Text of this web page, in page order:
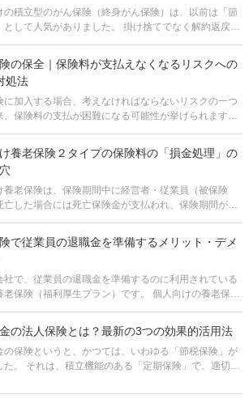
の積立型のがん保険（終身がん保険）は、以前は「節
として人気がありました。 掛け捨てでなく解約返戻金
員の退職金の資金の積立の方法として活用されていま
かし
の保全｜保険料が支払えなくなるリスクへの
処法
に加入する場合、考えなければならないリスクの一つ
、保険料の支払が困難になる可能性が挙げられます。
社の経営は必ずしも予測通りに行くとは限りません。
、コロナ
養老保険２タイプの保険料の「損金処理」の
養老保険は、保険期間中に経営者・従業員（被保険
亡した場合には死亡保険金が支払われ、保険期間が満
が一のことがあった場合の会社の事業保障の目的や、
の遺族の生活保障や被保険者
で従業員の退職金を準備するメリット・デメ
社で、従業員の退職金を準備するのに利用されている
老保険（福利厚生プラン）です。 個人向けの養老保険
用されています。それは、保険料の1/2を損金に算入で
う形で税制上
の法人保険とは？最新の3つの効果的活用法
の保険というと、かつては、いわゆる「節税保険」が
た。 それは、積立機能のある「定期保険」で、適切な
ものでした。 しかし、2019年10月に国税庁の通達が